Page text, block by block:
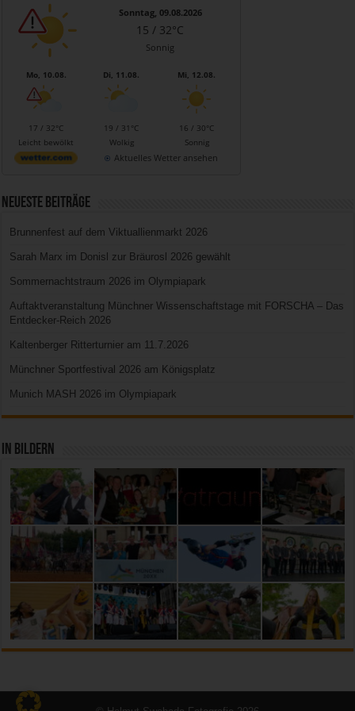
Sonntag, 09.08.2026
15 / 32°C
Sonnig
Mo, 10.08.
17 / 32°C
Leicht bewölkt
Di, 11.08.
19 / 31°C
Wolkig
Mi, 12.08.
16 / 30°C
Sonnig
Aktuelles Wetter ansehen
Neueste Beiträge
Brunnenfest auf dem Viktuallienmarkt 2026
Sarah Marx im Donisl zur Bräurosl 2026 gewählt
Sommernachtstraum 2026 im Olympiapark
Auftaktveranstaltung Münchner Wissenschaftstage mit FORSCHA – Das
Entdecker-Reich 2026
Kaltenberger Ritterturnier am 11.7.2026
Münchner Sportfestival 2026 am Königsplatz
Munich MASH 2026 im Olympiapark
In Bildern